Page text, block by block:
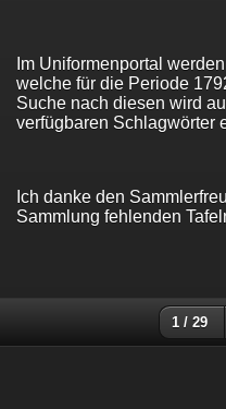
Im Uniformenportal
welche für die Periode
Suche nach diesen wird
verfügbaren Schlagwörter
Ich danke den
Sammlung fehlenden
1 / 29